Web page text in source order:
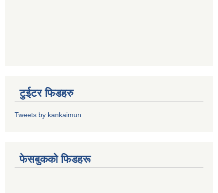
टुईटर फिडहरु
Tweets by kankaimun
फेसबुकको फिडहरू